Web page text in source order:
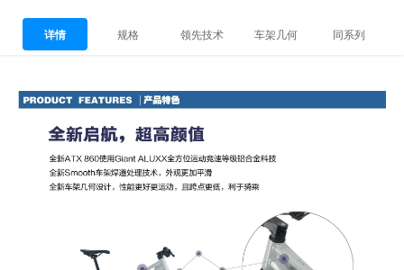
详情 规格 领先技术 车架几何 同系列